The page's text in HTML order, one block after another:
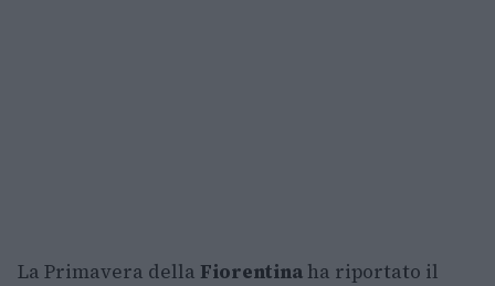
La Primavera della Fiorentina ha riportato il